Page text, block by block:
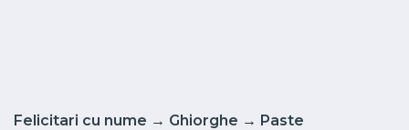
Felicitari cu nume → Ghiorghe → Paste